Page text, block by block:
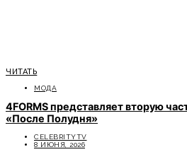
ЧИТАТЬ
МОДА
4FORMS представляет вторую
«После Полудня»
CELEBRITYTV
8 ИЮНЯ, 2026